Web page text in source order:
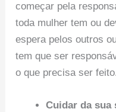
começar pela
toda mulher tem ou
espera pelos outros
tem que ser
o que precisa ser
Cuidar da sua